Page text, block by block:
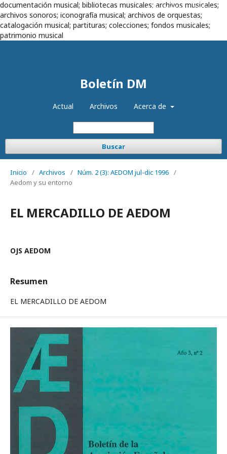
documentación musical; bibliotecas musicales; archivos musicales;
archivos sonoros; iconografía musical; archivos de orquestas;
catalogación musical; partituras; colecciones; fondos musicales;
patrimonio musical
Boletín DM
Actual Archivos Acerca de
Buscar
Registrarse Entrar
Inicio / Archivos / Núm. 2 (3): AEDOM jul-dic 1996 /
Aedom y su entorno
EL MERCADILLO DE AEDOM
OJS AEDOM
Resumen
EL MERCADILLO DE AEDOM